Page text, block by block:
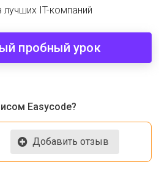
лучших IT-компаний
пробный урок
Easycode?
Добавить отзыв